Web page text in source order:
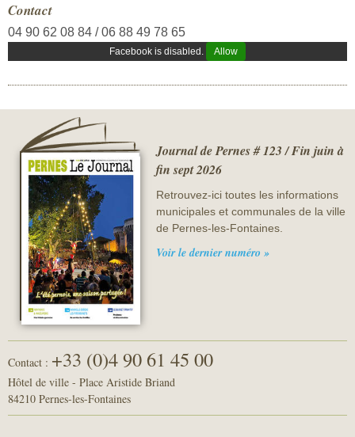
Contact
04 90 62 08 84 / 06 88 49 78 65
Facebook is disabled. Allow
Journal de Pernes # 123 / Fin juin à
fin sept 2026
Retrouvez-ici toutes les informations
municipales et communales de la ville
de Pernes-les-Fontaines.
Voir le dernier numéro »
Contact : +33 (0)4 90 61 45 00
Hôtel de ville - Place Aristide Briand
84210 Pernes-les-Fontaines